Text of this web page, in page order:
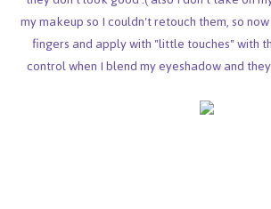
my makeup so I couldn't retouch them, so
fingers and apply with "little touches" with
control when I blend my eyeshadow and